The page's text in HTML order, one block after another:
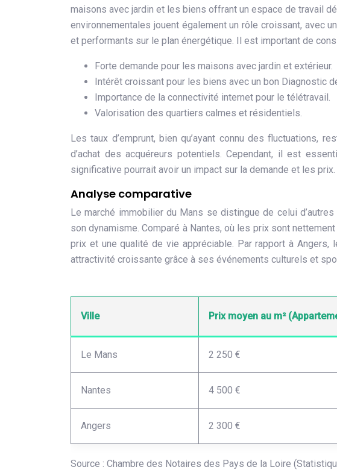
maisons avec jardin et les biens offrant un espace de travail
environnementales jouent également un rôle croissant, avec
et performants sur le plan énergétique. Il est important de
Forte demande pour les maisons avec jardin et extérieur.
Intérêt croissant pour les biens avec un bon Diagnostic
Importance de la connectivité internet pour le télétravail.
Valorisation des quartiers calmes et résidentiels.
Les taux d’emprunt, bien qu’ayant connu des fluctuations,
d’achat des acquéreurs potentiels. Cependant, il est
significative pourrait avoir un impact sur la demande et les prix.
Analyse comparative
Le marché immobilier du Mans se distingue de celui
son dynamisme. Comparé à Nantes, où les prix sont
prix et une qualité de vie appréciable. Par rapport à
attractivité croissante grâce à ses événements culturels et
Ville Prix moyen au m²
Le Mans 2 250 €
Nantes 4 500 €
Angers 2 300 €
Source : Chambre des Notaires des Pays de la Loire